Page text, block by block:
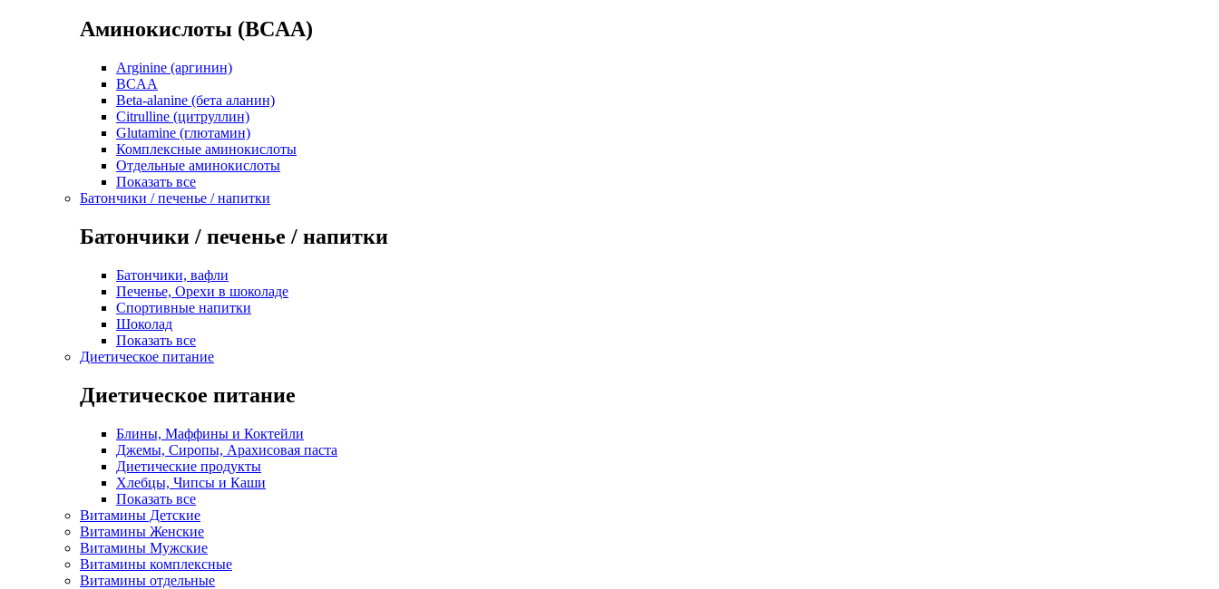
Аминокислоты (BCAA)
Arginine (аргинин)
BCAA
Beta-alanine (бета аланин)
Citrulline (цитруллин)
Glutamine (глютамин)
Комплексные аминокислоты
Отдельные аминокислоты
Показать все
Батончики / печенье / напитки
Батончики / печенье / напитки
Батончики, вафли
Печенье, Орехи в шоколаде
Спортивные напитки
Шоколад
Показать все
Диетическое питание
Диетическое питание
Блины, Маффины и Коктейли
Джемы, Сиропы, Арахисовая паста
Диетические продукты
Хлебцы, Чипсы и Каши
Показать все
Витамины Детские
Витамины Женские
Витамины Мужские
Витамины комплексные
Витамины отдельные